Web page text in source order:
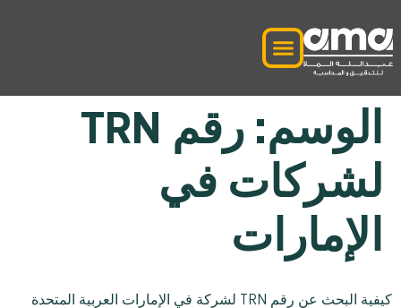
الوسم:
رقم TRN
لشركات في
الإمارات
كيفية البحث عن رقم TRN لشركة في الإمارات العربية المتحدة